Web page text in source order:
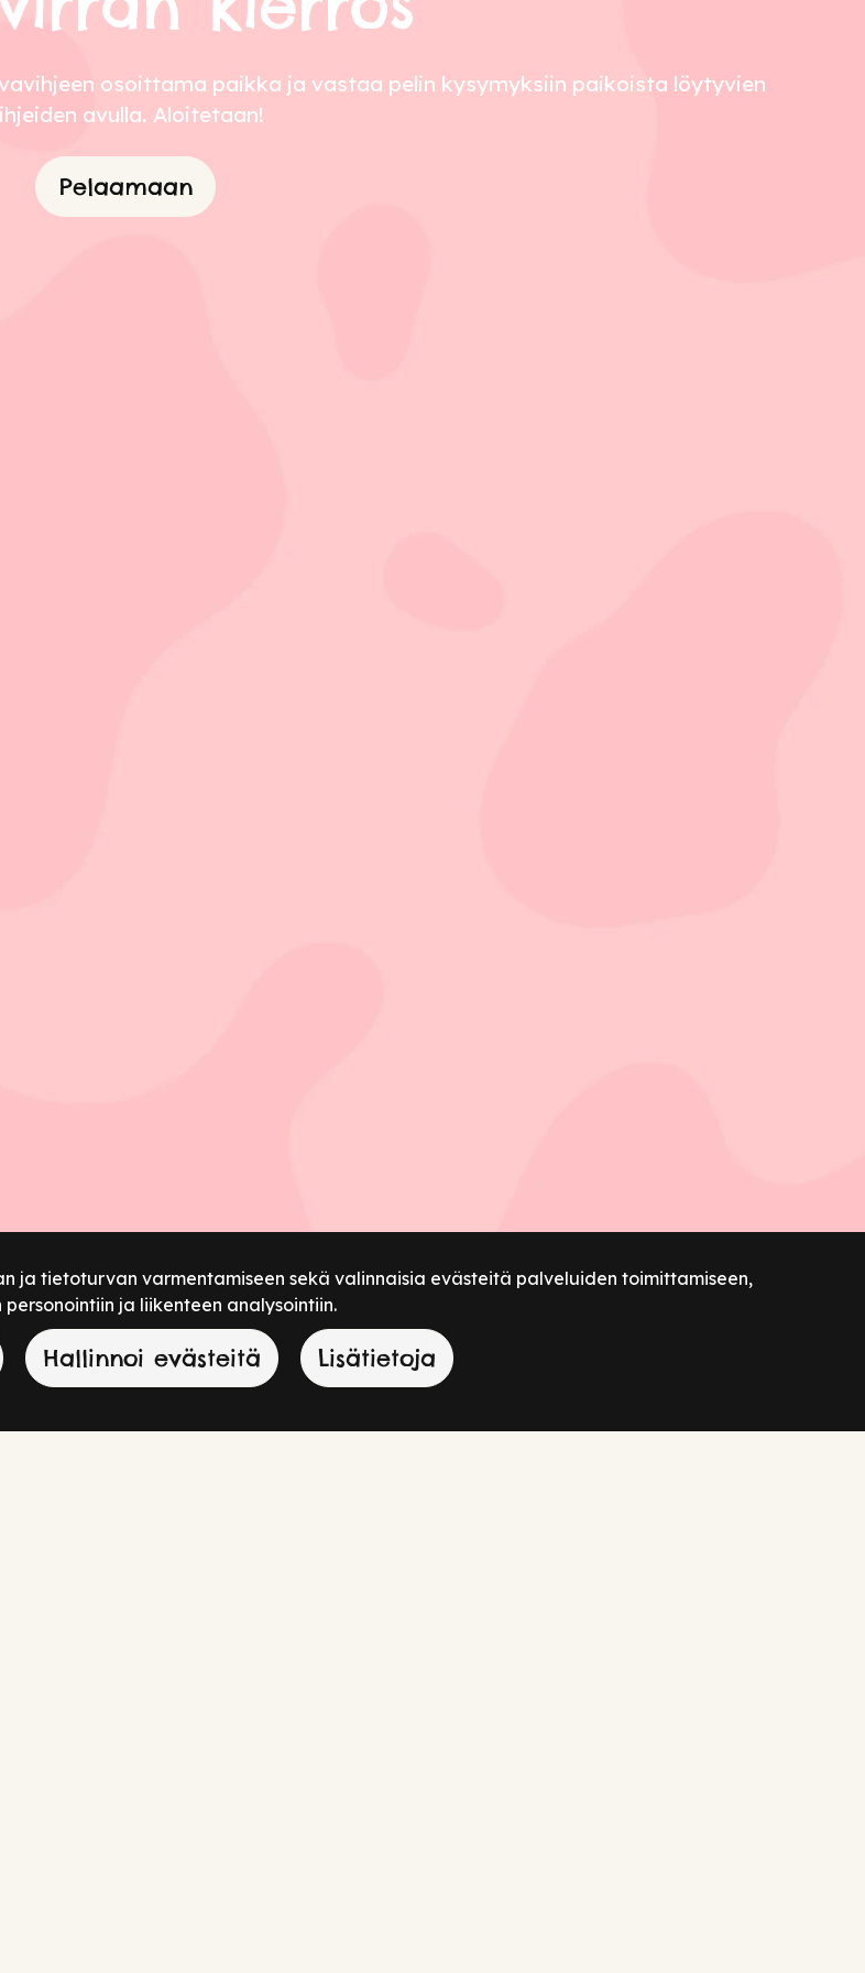
ja tietoturvan varmentamiseen sekä valinnaisia evästeitä palveluiden toimittamiseen,
personointiin ja liikenteen analysointiin.
Hallinnoi evästeitä Lisätietoja
osoittama paikka ja vastaa pelin kysymyksiin paikoista löytyvien
avulla. Aloitetaan!
Pelaamaan